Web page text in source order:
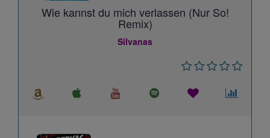
Wie kannst du mich verlassen (Nur So!
Remix)
Silvanas